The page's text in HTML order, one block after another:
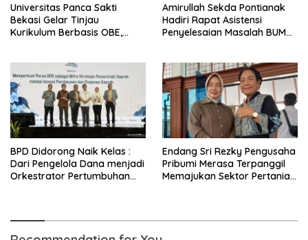
Universitas Panca Sakti
Bekasi Gelar Tinjau
Kurikulum Berbasis OBE,
Amirullah Sekda Pontianak
Hadiri Rapat Asistensi
Penyelesaian Masalah BUMN
BPD Didorong Naik Kelas :
Dari Pengelola Dana menjadi
Orkestrator Pertumbuhan
Endang Sri Rezky Pengusaha
Pribumi Merasa Terpanggil
Memajukan Sektor Pertanian